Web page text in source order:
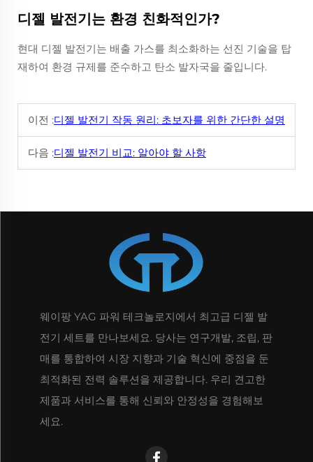
디젤 발전기는 환경 친화적인가?
현대 디젤 발전기는 배출 가스를 최소화하는 선진 기술을 탑
재하여 환경 규제를 준수하고 탄소 발자국을 줄입니다.
이전 :디젤 발전기 작동 원리: 초보자를 위한 간단한 설명
다음 :디젤 발전기 비교: 알아야 할 사항
웨이팡 YAG 파워 테크놀로지에서 최고급 디젤 발
전기 세트를 만나보세요. 당사는 연구개발, 조립, 판
매를 통합하여 시장 지향과 기술 혁신에 중점을 둔
최적화된 전력 솔루션을 제공합니다. 우리 견고한
제품과 서비스를 통해 신뢰와 안정성을 경험해보
세요.